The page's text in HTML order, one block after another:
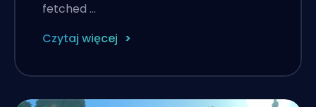
fetched …
Czytaj więcej